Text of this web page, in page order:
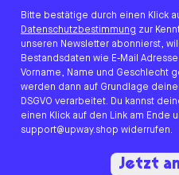
Bitte bestätige durch einen Klick
Datenschutzbestimmung zur
unseren Newsletter abonnierst,
Bestandsdaten wie E-Mail
Vorname, Name und Geschlecht
werden dann auf Grundlage
DSGVO verarbeitet. Du kannst
einen Klick auf den Link am Ende
support@upway.shop widerrufen.
Jetzt